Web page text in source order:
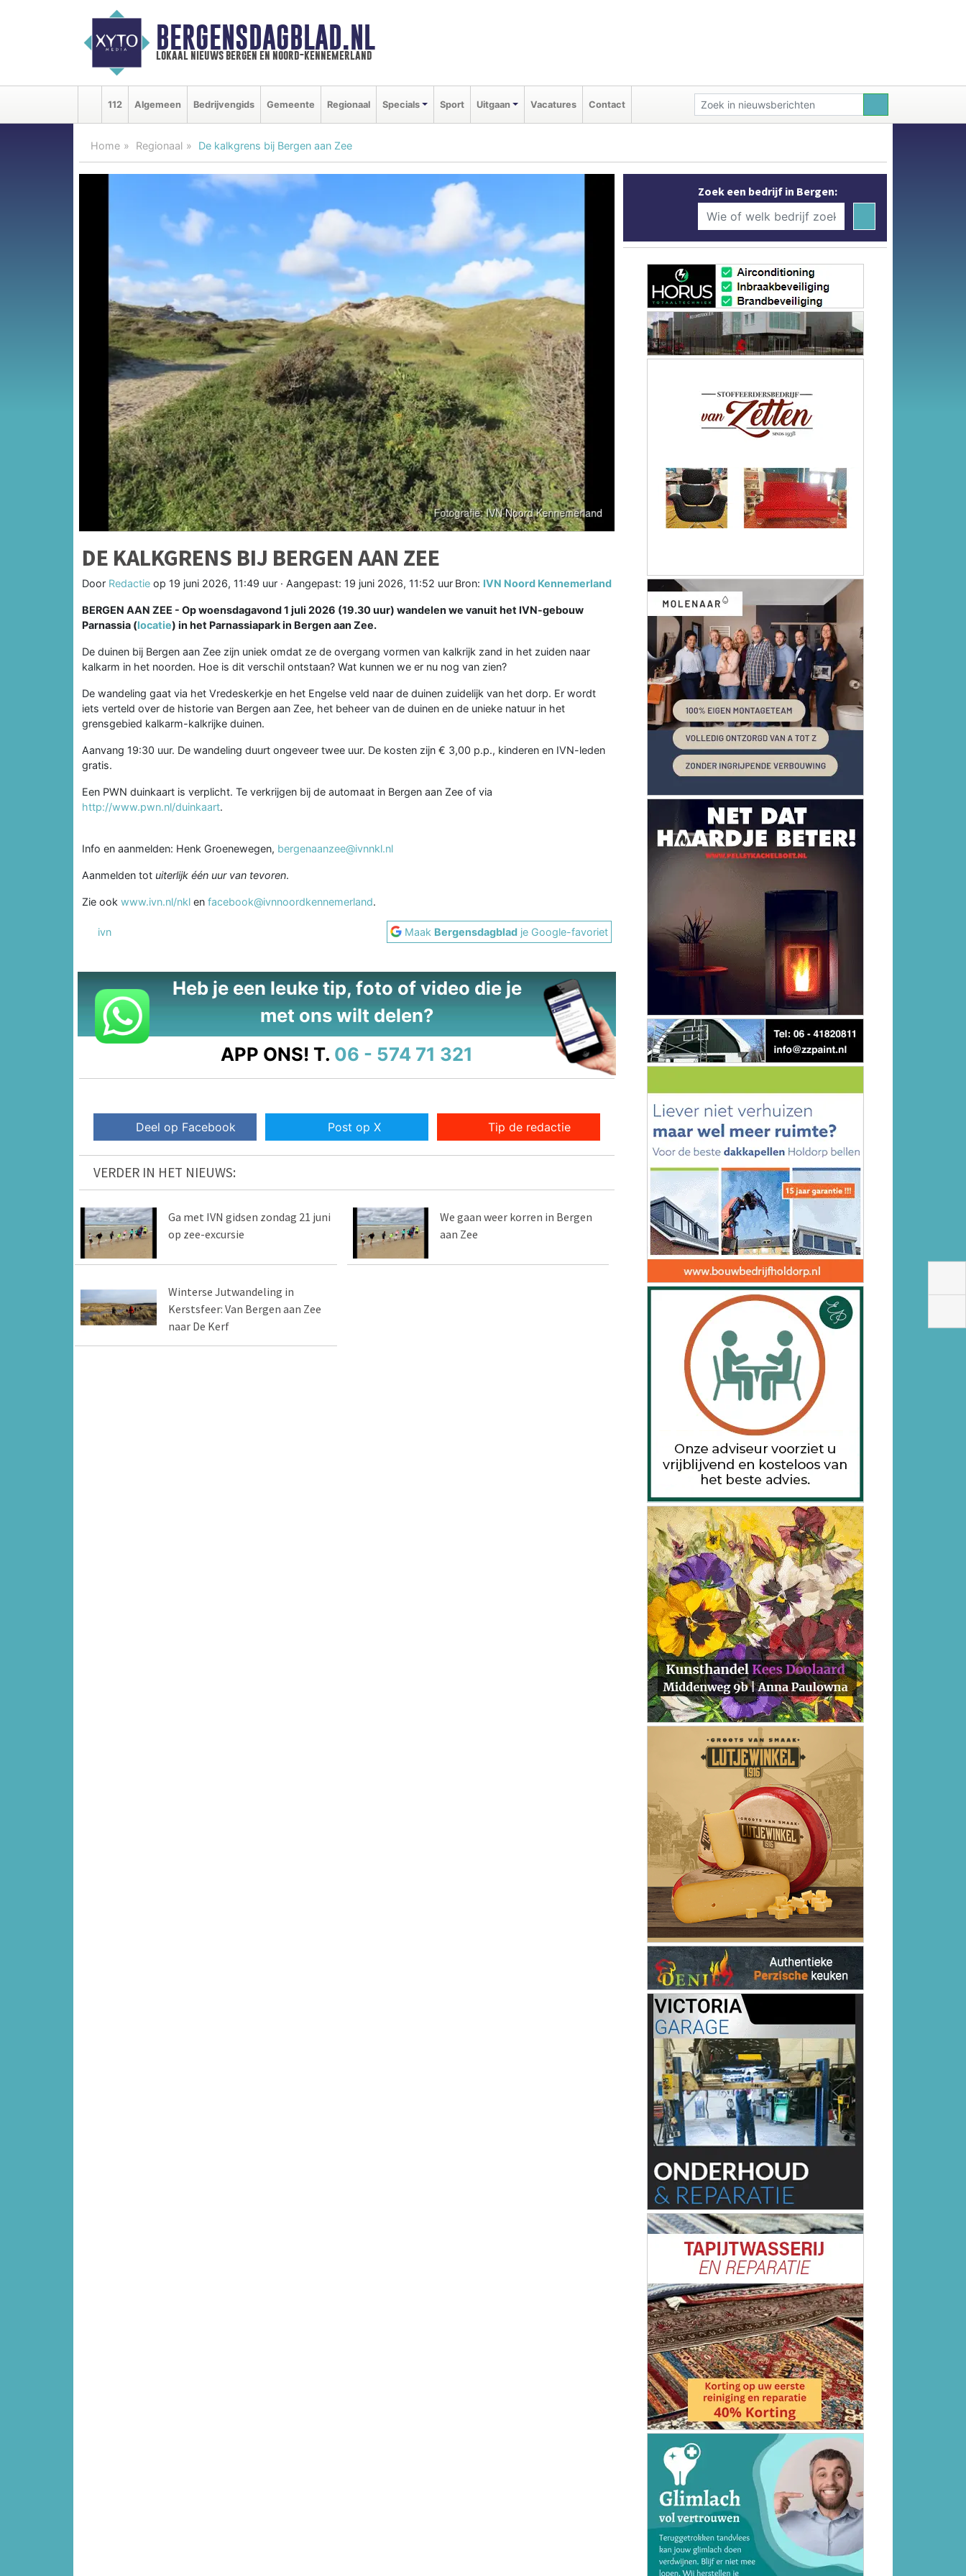
BERGENSDAGBLAD.NL
lokaal nieuws bergen en noord-kennemerland
112 Algemeen Bedrijvengids Gemeente Regionaal Specials Sport Uitgaan Vacatures Contact
Home Regionaal De kalkgrens bij Bergen aan Zee
DE KALKGRENS BIJ BERGEN AAN ZEE
Door Redactie op 19 juni 2026, 11:49 uur · Aangepast: 19 juni 2026, 11:52 uur Bron: IVN Noord Kennemerland
BERGEN AAN ZEE - Op woensdagavond 1 juli 2026 (19.30 uur) wandelen we vanuit het IVN-gebouw
Parnassia (locatie) in het Parnassiapark in Bergen aan Zee.
De duinen bij Bergen aan Zee zijn uniek omdat ze de overgang vormen van kalkrijk zand in het zuiden naar
kalkarm in het noorden. Hoe is dit verschil ontstaan? Wat kunnen we er nu nog van zien?
De wandeling gaat via het Vredeskerkje en het Engelse veld naar de duinen zuidelijk van het dorp. Er wordt
iets verteld over de historie van Bergen aan Zee, het beheer van de duinen en de unieke natuur in het
grensgebied kalkarm-kalkrijke duinen.
Aanvang 19:30 uur. De wandeling duurt ongeveer twee uur. De kosten zijn € 3,00 p.p., kinderen en IVN-leden
gratis.
Een PWN duinkaart is verplicht. Te verkrijgen bij de automaat in Bergen aan Zee of via
http://www.pwn.nl/duinkaart.
Info en aanmelden: Henk Groenewegen, bergenaanzee@ivnnkl.nl
Aanmelden tot uiterlijk één uur van tevoren.
Zie ook www.ivn.nl/nkl en facebook@ivnnoordkennemerland.
ivn Maak Bergensdagblad je Google-favoriet
Heb je een leuke tip, foto of video die je
met ons wilt delen?
APP ONS! T. 06 - 574 71 321
Deel op Facebook Post op X Tip de redactie
VERDER IN HET NIEUWS:
Ga met IVN gidsen zondag 21 juni
op zee-excursie
We gaan weer korren in Bergen
aan Zee
Winterse Jutwandeling in
Kerstsfeer: Van Bergen aan Zee
naar De Kerf
Zoek een bedrijf in Bergen: